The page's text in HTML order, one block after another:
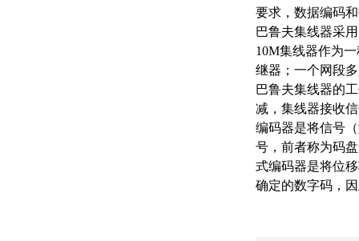
要求，数据编码
巴鲁夫集线器采
10M集线器作为
继器；一个网段
巴鲁夫集线器的
减，集线器接收
编码器是将信号
号，前者称为码
式编码器是将位
确定的数字码，